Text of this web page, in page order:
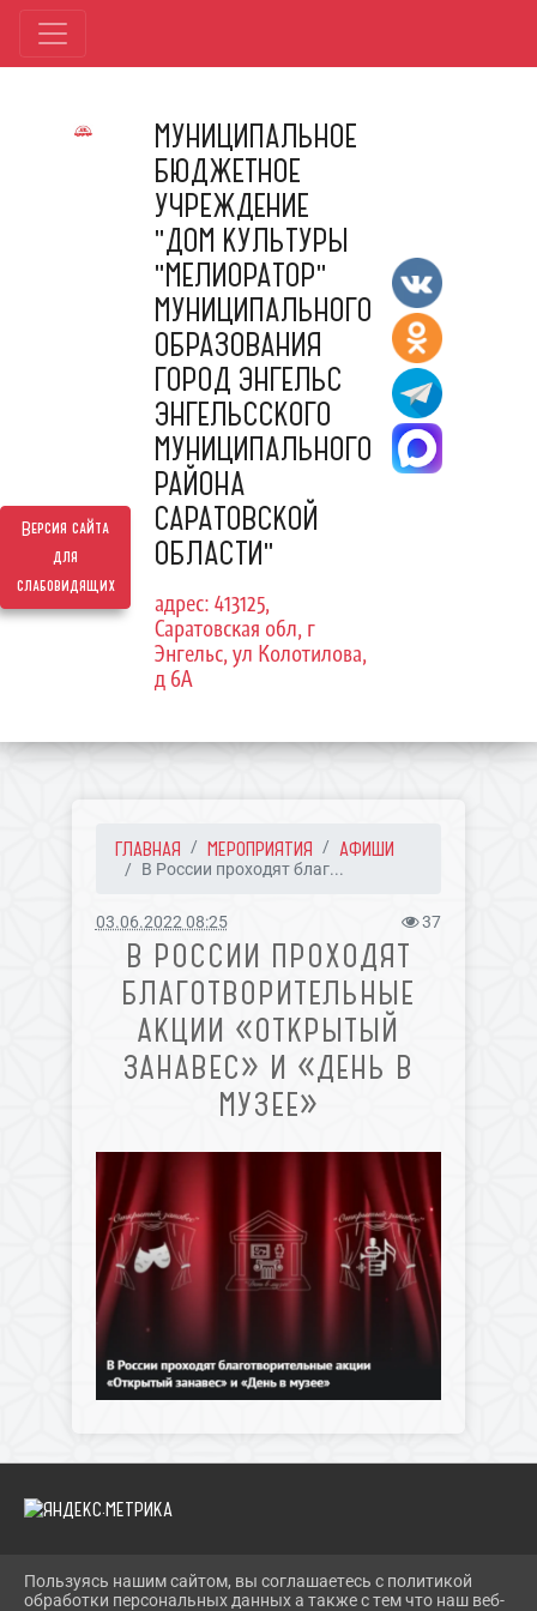
Версия сайта
для
слабовидящих
МУНИЦИПАЛЬНОЕ
БЮДЖЕТНОЕ
УЧРЕЖДЕНИЕ
"ДОМ КУЛЬТУРЫ
"МЕЛИОРАТОР"
МУНИЦИПАЛЬНОГО
ОБРАЗОВАНИЯ
ГОРОД ЭНГЕЛЬС
ЭНГЕЛЬССКОГО
МУНИЦИПАЛЬНОГО
РАЙОНА
САРАТОВСКОЙ
ОБЛАСТИ"
адрес: 413125,
Саратовская обл, г
Энгельс, ул Колотилова,
д 6А
ГЛАВНАЯ МЕРОПРИЯТИЯ АФИШИ
В России проходят благ...
03.06.2022 08:25 37
В РОССИИ ПРОХОДЯТ
БЛАГОТВОРИТЕЛЬНЫЕ
АКЦИИ «ОТКРЫТЫЙ
ЗАНАВЕС» И «ДЕНЬ В
МУЗЕЕ»
2026 Г. ДКМЕЛИОРАТОР.РФ
Пользуясь нашим сайтом, вы соглашаетесь с политикой
обработки персональных данных а также с тем что наш веб-